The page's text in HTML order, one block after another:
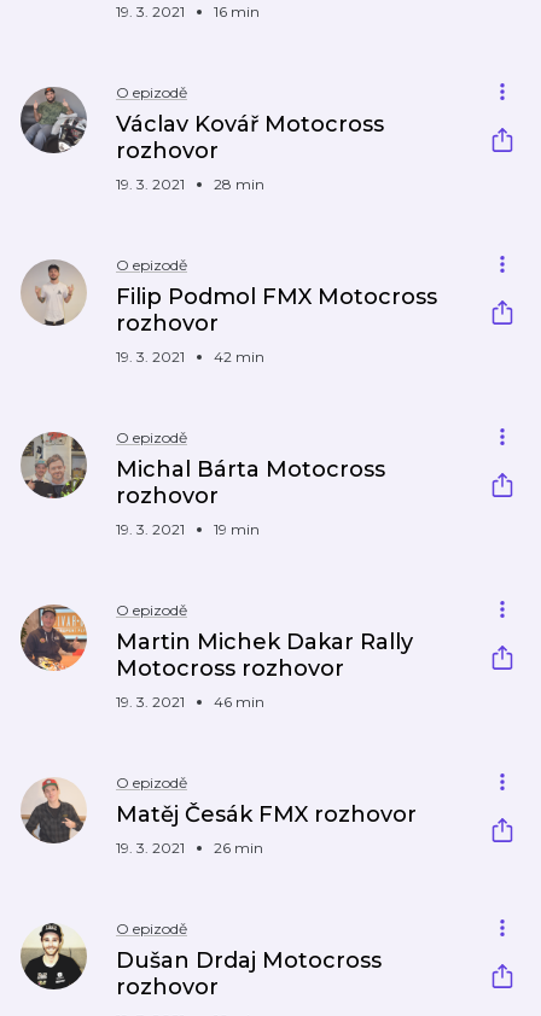
19. 3. 2021 16 min
O epizodě
Václav Kovář Motocross
rozhovor
19. 3. 2021 28 min
O epizodě
Filip Podmol FMX Motocross
rozhovor
19. 3. 2021 42 min
O epizodě
Michal Bárta Motocross
rozhovor
19. 3. 2021 19 min
O epizodě
Martin Michek Dakar Rally
Motocross rozhovor
19. 3. 2021 46 min
O epizodě
Matěj Česák FMX rozhovor
19. 3. 2021 26 min
O epizodě
Dušan Drdaj Motocross
rozhovor